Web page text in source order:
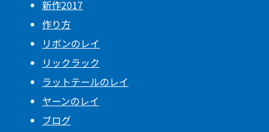
新作2017
作り方
リボンのレイ
リックラック
ラットテールのレイ
ヤーンのレイ
ブログ